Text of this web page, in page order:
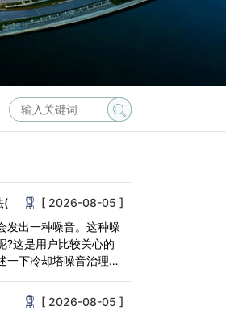
(
[ 2026-08-05 ]
发出一种噪音。这种噪
?这是用户比较关心的
一下冷却塔噪音治理方
[ 2026-08-05 ]